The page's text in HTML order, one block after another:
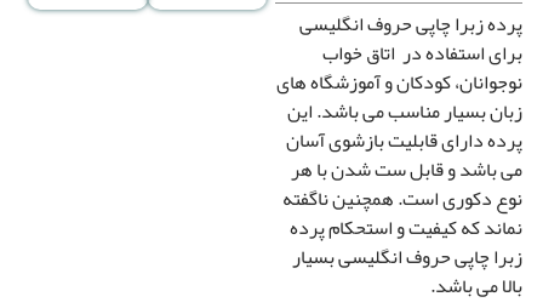
رنگ
قاب
* سفید 0 تومان ▼
مساحت
قیمت کل
تومان
زبرا چاپی حروف انگلیسی
استفاده در اتاق خواب
کودکان و آموزشگاه های
بسیار مناسب می باشد. این
دارای قابلیت بازشوی آسان
باشد و قابل ست شدن با هر
دکوری است. همچنین ناگفته
که کیفیت و استحکام پرده
چاپی حروف انگلیسی بسیار
می باشد.